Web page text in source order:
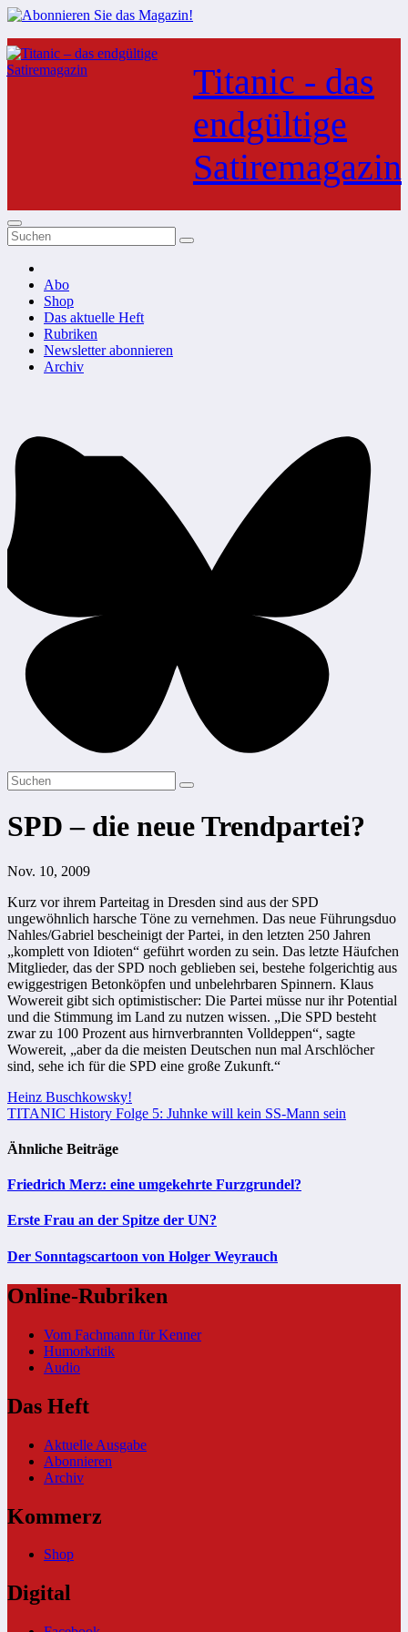
Zum
Inhalt
springen
Titanic - das
endgültige
Satiremagazin
Abo
Shop
Das aktuelle Heft
Rubriken
Newsletter abonnieren
Archiv
SPD – die neue Trendpartei?
Nov. 10, 2009
Kurz vor ihrem Parteitag in Dresden sind aus der SPD
ungewöhnlich harsche Töne zu vernehmen. Das neue Führungsduo
Nahles/Gabriel bescheinigt der Partei, in den letzten 250 Jahren
„komplett von Idioten“ geführt worden zu sein. Das letzte Häufchen
Mitglieder, das der SPD noch geblieben sei, bestehe folgerichtig aus
ewiggestrigen Betonköpfen und unbelehrbaren Spinnern. Klaus
Wowereit gibt sich optimistischer: Die Partei müsse nur ihr Potential
und die Stimmung im Land zu nutzen wissen. „Die SPD besteht
zwar zu 100 Prozent aus hirnverbrannten Volldeppen“, sagte
Wowereit, „aber da die meisten Deutschen nun mal Arschlöcher
sind, sehe ich für die SPD eine große Zukunft.“
Beitragsnavigation
Heinz Buschkowsky!
TITANIC History Folge 5: Juhnke will kein SS-Mann sein
Ähnliche Beiträge
Friedrich Merz: eine umgekehrte Furzgrundel?
Erste Frau an der Spitze der UN?
Der Sonntagscartoon von Holger Weyrauch
Online-Rubriken
Vom Fachmann für Kenner
Humorkritik
Audio
Das Heft
Aktuelle Ausgabe
Abonnieren
Archiv
Kommerz
Shop
Digital